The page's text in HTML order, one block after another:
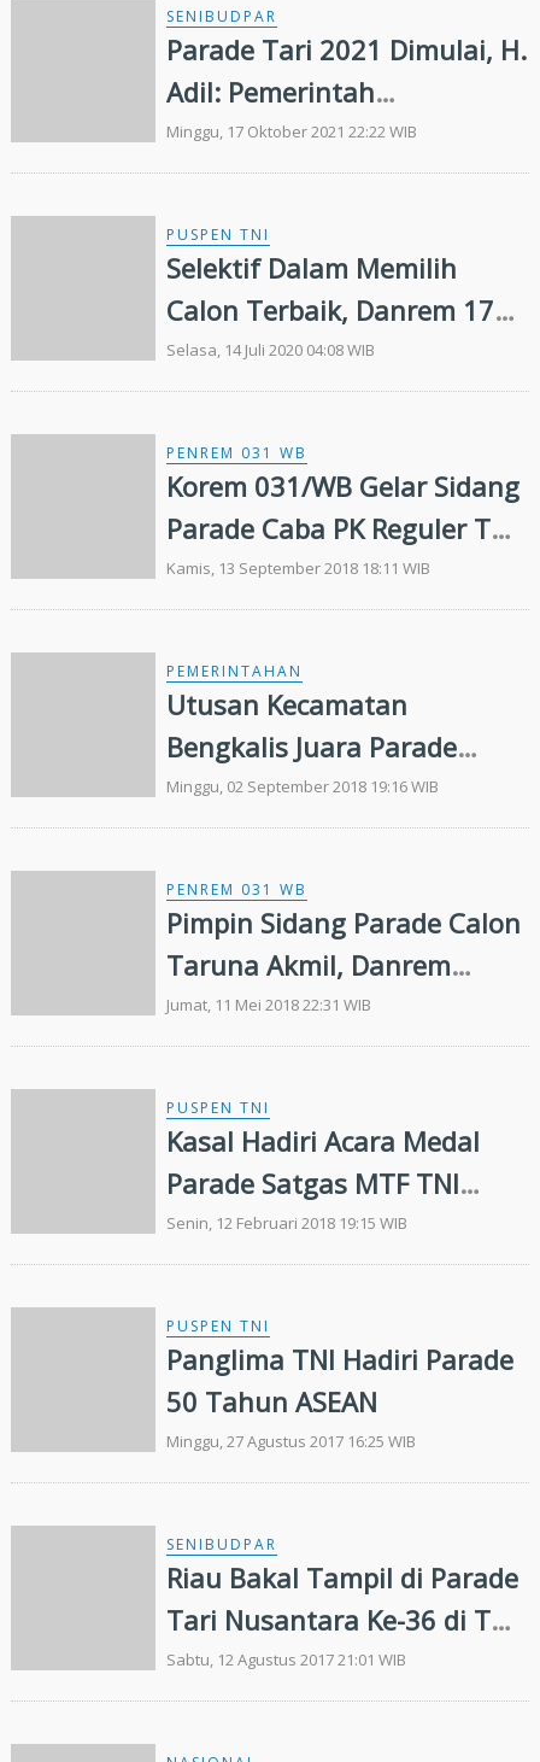
SENIBUDPAR
Parade Tari 2021 Dimulai, H.
Adil: Pemerintah
Menyambut Baik Seni Tari di
Meranti
Minggu, 17 Oktober 2021 22:22 WIB
PUSPEN TNI
Selektif Dalam Memilih
Calon Terbaik, Danrem 174
Merauke Pimpin Sidang
Parade Catar Akmil TA. 2020
Selasa, 14 Juli 2020 04:08 WIB
PENREM 031 WB
Korem 031/WB Gelar Sidang
Parade Caba PK Reguler TNI
AD TA 2018
Kamis, 13 September 2018 18:11 WIB
PEMERINTAHAN
Utusan Kecamatan
Bengkalis Juara Parade
Defile
Minggu, 02 September 2018 19:16 WIB
PENREM 031 WB
Pimpin Sidang Parade Calon
Taruna Akmil, Danrem
031/WB Inginkan Prajurit
yang Berkualitas
Jumat, 11 Mei 2018 22:31 WIB
PUSPEN TNI
Kasal Hadiri Acara Medal
Parade Satgas MTF TNI
Konga XXVIII-J/Unifil
Senin, 12 Februari 2018 19:15 WIB
PUSPEN TNI
Panglima TNI Hadiri Parade
50 Tahun ASEAN
Minggu, 27 Agustus 2017 16:25 WIB
SENIBUDPAR
Riau Bakal Tampil di Parade
Tari Nusantara Ke-36 di TMII
Jakarta
Sabtu, 12 Agustus 2017 21:01 WIB